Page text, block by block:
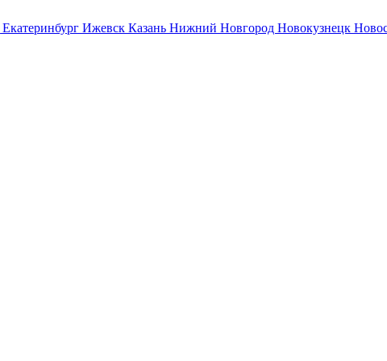
Екатеринбург Ижевск Казань Нижний Новгород Новокузнецк